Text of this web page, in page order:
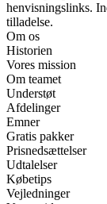
henvisningslinks.
tilladelse.
Om os
Historien
Vores mission
Om teamet
Understøt
Afdelinger
Emner
Gratis pakker
Prisnedsættelser
Udtalelser
Købetips
Vejledninger